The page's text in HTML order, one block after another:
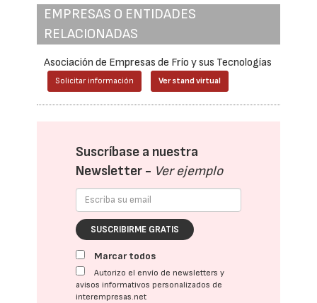
EMPRESAS O ENTIDADES
RELACIONADAS
Asociación de Empresas de Frío y sus Tecnologías
Solicitar información Ver stand virtual
Suscríbase a nuestra
Newsletter - Ver ejemplo
SUSCRIBIRME GRATIS
Marcar todos
Autorizo el envío de newsletters y
avisos informativos personalizados de
interempresas.net